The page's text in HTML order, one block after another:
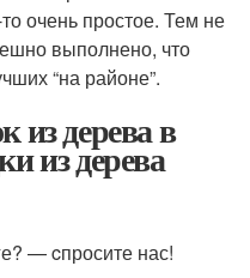
очень простое. Тем не
выполнено, что
“на районе”.
из дерева в
из дерева
— cпросите нас!